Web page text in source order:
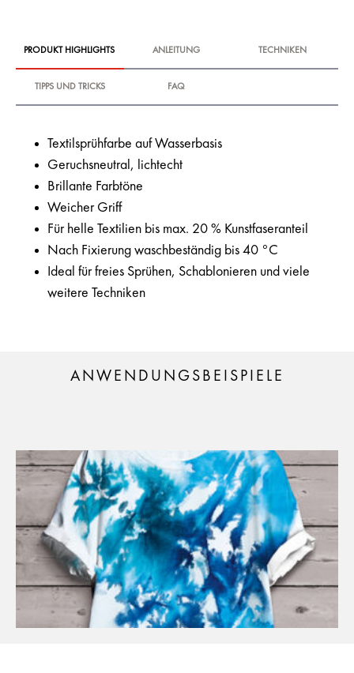
PRODUKT HIGHLIGHTS ANLEITUNG TECHNIKEN
TIPPS UND TRICKS FAQ
Textilsprühfarbe auf Wasserbasis
Geruchsneutral, lichtecht
Brillante Farbtöne
Weicher Griff
Für helle Textilien bis max. 20 % Kunstfaseranteil
Nach Fixierung waschbeständig bis 40 °C
Ideal für freies Sprühen, Schablonieren und viele
weitere Techniken
ANWENDUNGSBEISPIELE